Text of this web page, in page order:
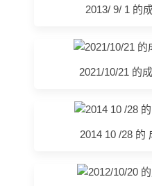
2013/ 9/ 1 的
2021/10/21 的
2014 10 /28 的